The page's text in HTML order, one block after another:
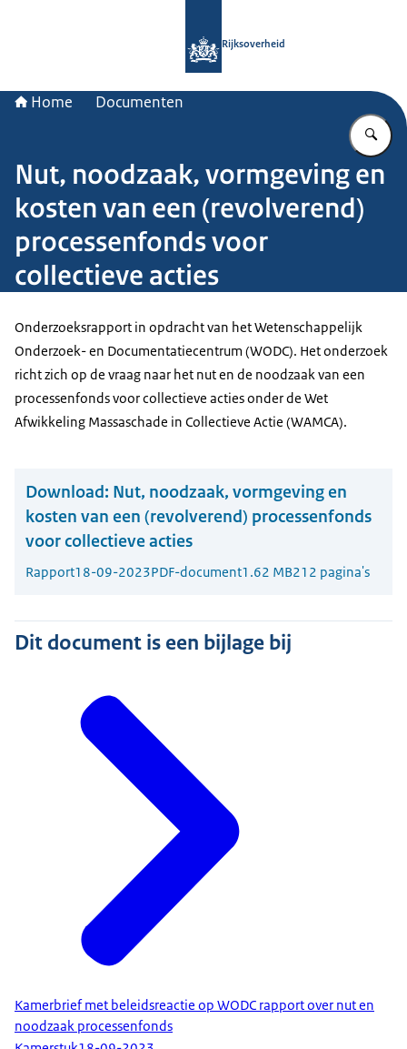
Rijksoverheid
Home Documenten
Nut, noodzaak, vormgeving en
kosten van een (revolverend)
processenfonds voor
collectieve acties
Onderzoeksrapport in opdracht van het Wetenschappelijk
Onderzoek- en Documentatiecentrum (WODC). Het onderzoek
richt zich op de vraag naar het nut en de noodzaak van een
processenfonds voor collectieve acties onder de Wet
Afwikkeling Massaschade in Collectieve Actie (WAMCA).
Download: Nut, noodzaak, vormgeving en
kosten van een (revolverend) processenfonds
voor collectieve acties
Rapport18-09-2023PDF-document1.62 MB212 pagina's
Dit document is een bijlage bij
Kamerbrief met beleidsreactie op WODC rapport over nut en
noodzaak processenfonds